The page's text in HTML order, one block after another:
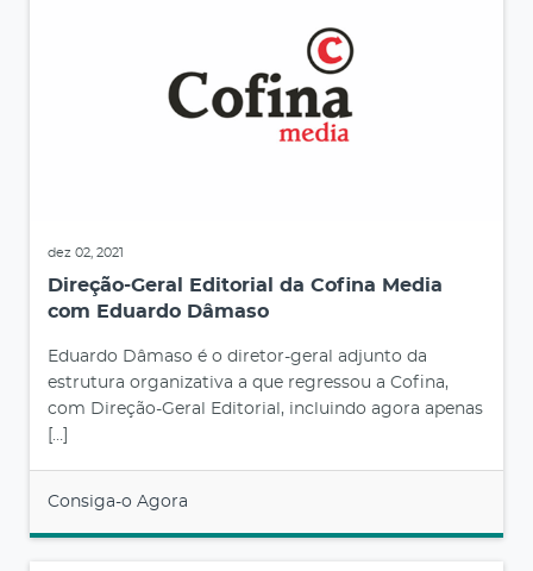
dez 02, 2021
Direção-Geral Editorial da Cofina Media
com Eduardo Dâmaso
Eduardo Dâmaso é o diretor-geral adjunto da
estrutura organizativa a que regressou a Cofina,
com Direção-Geral Editorial, incluindo agora apenas
[…]
Consiga-o Agora